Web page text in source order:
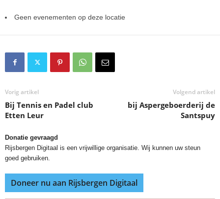
Geen evenementen op deze locatie
Vorig artikel
Bij Tennis en Padel club
Etten Leur
Volgend artikel
bij Aspergeboerderij de
Santspuy
Donatie gevraagd
Rijsbergen Digitaal is een vrijwillige organisatie. Wij kunnen uw steun
goed gebruiken.
Doneer nu aan Rijsbergen Digitaal